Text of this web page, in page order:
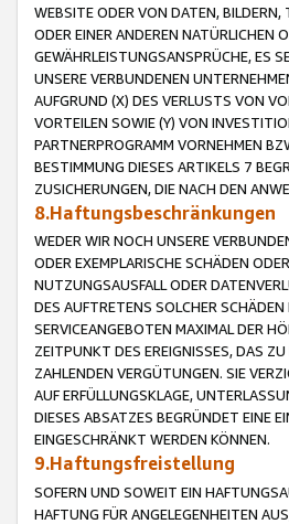
WEBSITE ODER VON DATEN,
ODER EINER ANDEREN NATÜRLICHEN
GEWÄHRLEISTUNGSANSPRÜCHE, ES
UNSERE VERBUNDENEN
AUFGRUND (X) DES VERLUSTS VON
VORTEILEN SOWIE (Y) VON
PARTNERPROGRAMM VORNEHMEN
BESTIMMUNG DIESES ARTIKELS 7
ZUSICHERUNGEN, DIE NACH DEN
8.Haftungsbeschränkungen
WEDER WIR NOCH UNSERE
ODER EXEMPLARISCHE SCHÄDEN
NUTZUNGSAUSFALL ODER
DES AUFTRETENS SOLCHER
SERVICEANGEBOTEN MAXIMAL DER
ZEITPUNKT DES EREIGNISSES, DAS
ZAHLENDEN VERGÜTUNGEN. SIE
AUF ERFÜLLUNGSKLAGE,
DIESES ABSATZES BEGRÜNDET EINE
EINGESCHRÄNKT WERDEN KÖNNEN.
9.Haftungsfreistellung
SOFERN UND SOWEIT EIN
HAFTUNG FÜR ANGELEGENHEITEN